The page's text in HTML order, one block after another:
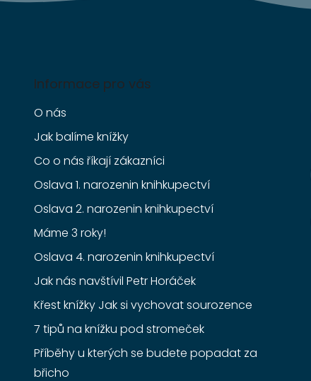
Informace pro vás
O nás
Jak balíme knížky
Co o nás říkají zákazníci
Oslava 1. narozenin knihkupectví
Oslava 2. narozenin knihkupectví
Máme 3 roky!
Oslava 4. narozenin knihkupectví
Jak nás navštívil Petr Horáček
Křest knížky Jak si vychovat sourozence
7 tipů na knížku pod stromeček
Příběhy u kterých se budete popadat za
břicho